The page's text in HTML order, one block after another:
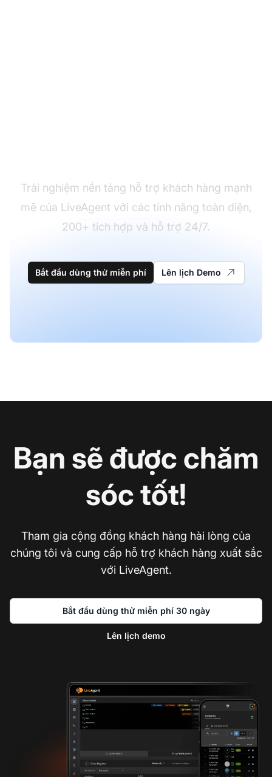
Trải nghiệm nền tảng hỗ trợ khách hàng mạnh
mẽ của LiveAgent với các tính năng toàn diện,
200+ tích hợp và hỗ trợ 24/7.
Bắt đầu dùng thử miễn phí Lên lịch Demo
Bạn sẽ được chăm
sóc tốt!
Tham gia cộng đồng khách hàng hài lòng của
chúng tôi và cung cấp hỗ trợ khách hàng xuất sắc
với LiveAgent.
Bắt đầu dùng thử miễn phí 30 ngày
Lên lịch demo